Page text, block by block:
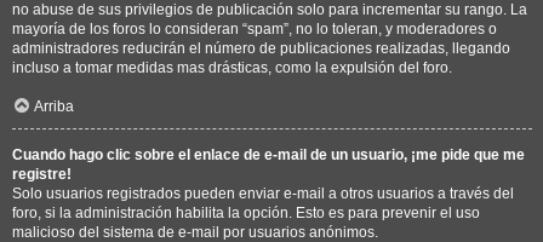
no abuse de sus privilegios de publicación solo para incrementar su rango. La
mayoría de los foros lo consideran “spam”, no lo toleran, y moderadores o
administradores reducirán el número de publicaciones realizadas, llegando
incluso a tomar medidas mas drásticas, como la expulsión del foro.
Arriba
Cuando hago clic sobre el enlace de e-mail de un usuario, ¡me pide que me
registre!
Solo usuarios registrados pueden enviar e-mail a otros usuarios a través del
foro, si la administración habilita la opción. Esto es para prevenir el uso
malicioso del sistema de e-mail por usuarios anónimos.